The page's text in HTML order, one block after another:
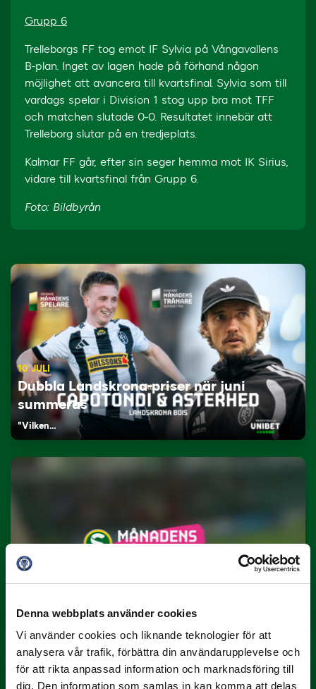
Denna webbplats använder cookies
Vi använder cookies och liknande teknologier för att
analysera vår trafik, förbättra din användarupplevelse och
för att rikta anpassad information och marknadsföring till
dig. Den information som samlas in kan komma att delas
Grupp 6
Trelleborgs FF tog emot IF Sylvia på Vångavallens
B-plan. Inget av lagen hade på förhand någon
möjlighet att avancera till kvartsfinal. Sylvia som till
vardags spelar i Division 1 stog upp bra mot TFF
och matchen slutade 0-0. Resultatet innebär att
Trelleborg slutar på en tredjeplats.
Kalmar FF går, efter sin seger hemma mot IK Sirius,
vidare till kvartsfinal från Grupp 6.
Foto: Bildbyrån
10 JULI
Dubbla Landskrona-priser när juni
summeras
"Vilken…
9 JULI
Han gjorde Månadens Mål i juni: ”En
Slog till i…